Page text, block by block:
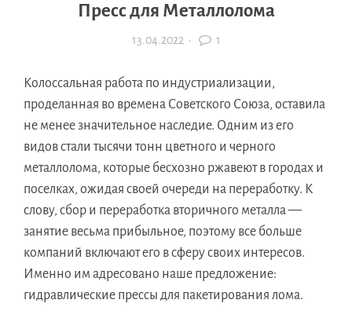
Пресс для Металлолома
13.04.2022· 1
Колоссальная работа по индустриализации,
проделанная во времена Советского Союза, оставила
не менее значительное наследие. Одним из его
видов стали тысячи тонн цветного и черного
металлолома, которые бесхозно ржавеют в городах и
поселках, ожидая своей очереди на переработку. К
слову, сбор и переработка вторичного металла —
занятие весьма прибыльное, поэтому все больше
компаний включают его в сферу своих интересов.
Именно им адресовано наше предложение:
гидравлические прессы для пакетирования лома.